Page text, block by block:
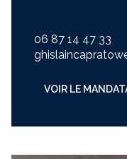
06 87 14 47 33
VOIR LE